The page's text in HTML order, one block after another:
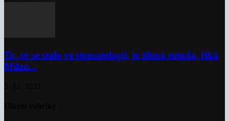
To, co se stalo ve stomatologii, je šílená ostuda, říká
Milan...